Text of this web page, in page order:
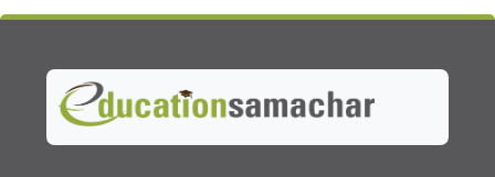
Education Samachar
Nepal's No.1 Educational News Portal